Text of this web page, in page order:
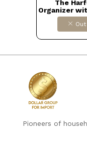
The
Organizer
110 x 40
versatile.
clothes
organized
multicolor
Pioneers of